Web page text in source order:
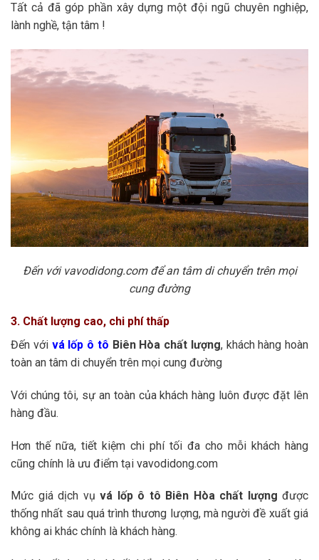
Tất cả đã góp phần xây dựng một đội ngũ chuyên nghiệp,
lành nghề, tận tâm !
Đến với vavodidong.com để an tâm di chuyển trên mọi
cung đường
3. Chất lượng cao, chi phí thấp
Đến với vá lốp ô tô Biên Hòa chất lượng, khách hàng hoàn
toàn an tâm di chuyển trên mọi cung đường
Với chúng tôi, sự an toàn của khách hàng luôn được đặt lên
hàng đầu.
Hơn thế nữa, tiết kiệm chi phí tối đa cho mỗi khách hàng
cũng chính là ưu điểm tại vavodidong.com
Mức giá dịch vụ vá lốp ô tô Biên Hòa chất lượng được
thống nhất sau quá trình thương lượng, mà người đề xuất giá
không ai khác chính là khách hàng.